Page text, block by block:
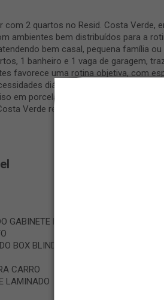
com 2 quartos no Resid. Costa Verde,
ambientes bem distribuídos para a
bem casal, pequena família
1 banheiro e 1 vaga de garagem,
favorece uma rotina objetiva, com
diárias. A vaga de garagem
em porcelanato e laminado, além de
Verde reúne conforto, praticidade
GABINETE PLANEJADO E
BOX BLINDEX
CARRO
LAMINADO